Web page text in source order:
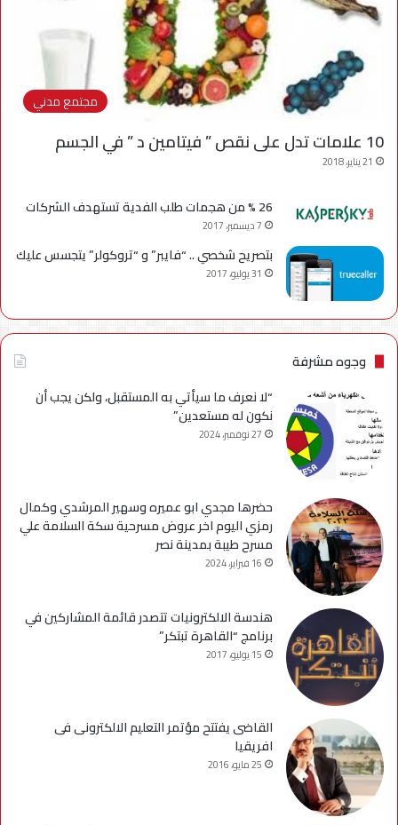
مجتمع مدني
10 علامات تدل على نقص ” فيتامين د ” في الجسم
21 يناير، 2018
26 % من هجمات طلب الفدية تستهدف الشركات
7 ديسمبر، 2017
بتصريح شخصي .. “فايبر” و “تروكولر” يتجسس عليك
31 يوليو، 2017
وجوه مشرفة
“لا نعرف ما سيأتي به المستقبل، ولكن يجب أن
نكون له مستعدين”
27 نوفمبر، 2024
حضرها مجدي ابو عميره وسهير المرشدي وكمال
رمزي اليوم اخر عروض مسرحية سكة السلامة علي
مسرح طيبة بمدينة نصر
16 فبراير، 2024
هندسة الالكترونيات تتصدر قائمة المشاركين في
برنامج “القاهرة تبتكر”
15 يوليو، 2017
القاضى يفتتح مؤتمر التعليم الالكترونى فى
افريقيا
25 مايو، 2016